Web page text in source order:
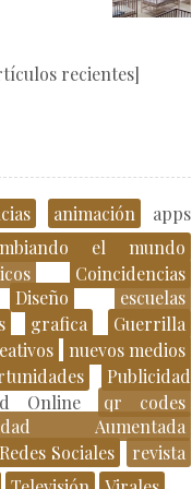
recientes]
animación
apps
el mundo
Coincidencias
Diseño
escuelas
grafica
Guerrilla
nuevos medios
Publicidad
Online
qr codes
Aumentada
Redes Sociales
revista